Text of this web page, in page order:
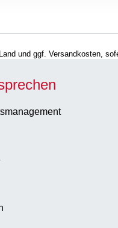
und ggf. Versandkosten,